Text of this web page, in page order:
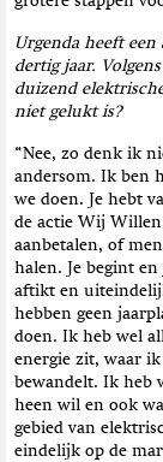
Urgenda heeft
dertig jaar.
duizend
niet gelukt is?
“Nee, zo denk ik
andersom. Ik ben
we doen. Je hebt
de actie Wij
aanbetalen, of
halen. Je begint
aftikt en
hebben geen
doen. Ik heb wel
energie zit, waar
bewandelt. Ik heb
heen wil en ook
gebied van
eindelijk op de